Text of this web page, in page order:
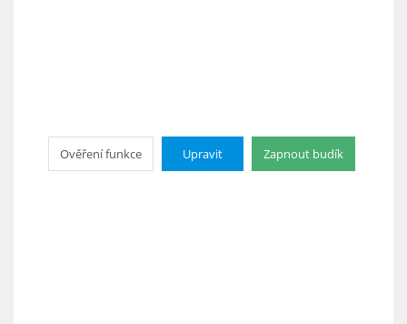
Ověření funkce Upravit Zapnout budík